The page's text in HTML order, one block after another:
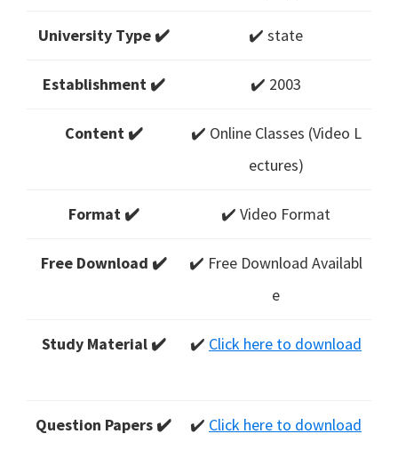
University Type ✔️ ✔️ state
Establishment ✔️ ✔️ 2003
Content ✔️
✔️ Online Classes (Video L
ectures)
Format ✔️ ✔️ Video Format
Free Download ✔️
✔️ Free Download Availabl
e
Study Material ✔️ ✔️ Click here to download
Question Papers ✔️ ✔️ Click here to download